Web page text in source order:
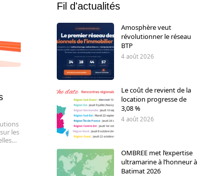
les
Fil d'actualités
Amosphère veut
révolutionner le réseau
BTP
4 août 2026
Le coût de revient de la
location progresse de
3,08 %
4 août 2026
OMBREE met l’expertise
ultramarine à l’honneur à
Batimat 2026